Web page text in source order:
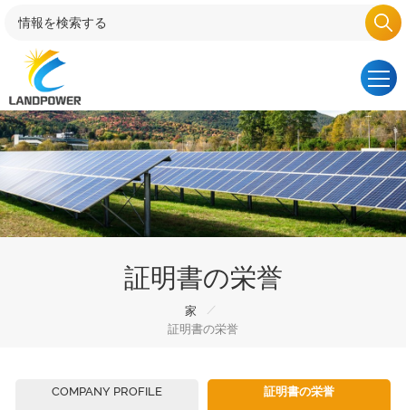
証明書の栄誉
家
/
証明書の栄誉
COMPANY PROFILE 証明書の栄誉